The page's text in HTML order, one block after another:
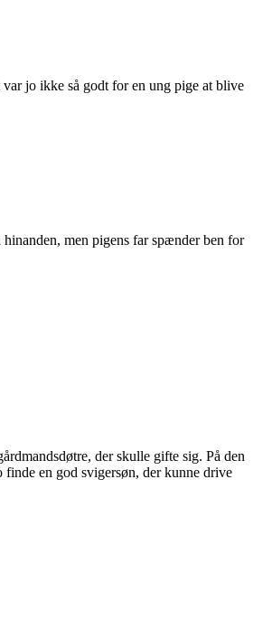
jo ikke så godt for en ung pige at blive
men pigens far spænder ben for
der skulle gifte sig. På den
en god svigersøn, der kunne drive